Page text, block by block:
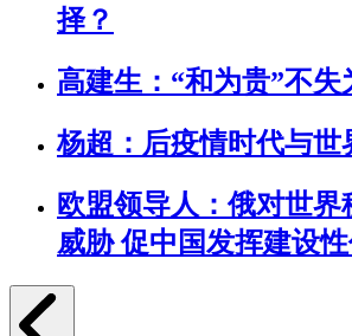
择？
高建生：“和为贵”不失
杨超：后疫情时代与世
欧盟领导人：俄对世
威胁 促中国发挥建设性